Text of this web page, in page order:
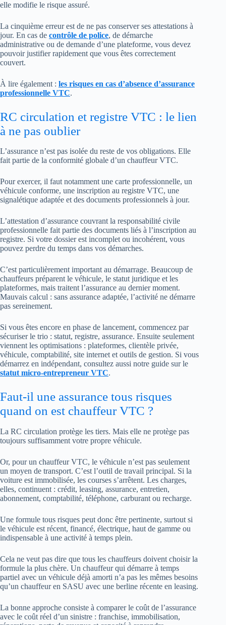
elle modifie le risque assuré.
La cinquième erreur est de ne pas conserver ses attestations à
jour. En cas de contrôle de police, de démarche
administrative ou de demande d’une plateforme, vous devez
pouvoir justifier rapidement que vous êtes correctement
couvert.
À lire également : les risques en cas d’absence d’assurance
professionnelle VTC.
RC circulation et registre VTC : le lien
à ne pas oublier
L’assurance n’est pas isolée du reste de vos obligations. Elle
fait partie de la conformité globale d’un chauffeur VTC.
Pour exercer, il faut notamment une carte professionnelle, un
véhicule conforme, une inscription au registre VTC, une
signalétique adaptée et des documents professionnels à jour.
L’attestation d’assurance couvrant la responsabilité civile
professionnelle fait partie des documents liés à l’inscription au
registre. Si votre dossier est incomplet ou incohérent, vous
pouvez perdre du temps dans vos démarches.
C’est particulièrement important au démarrage. Beaucoup de
chauffeurs préparent le véhicule, le statut juridique et les
plateformes, mais traitent l’assurance au dernier moment.
Mauvais calcul : sans assurance adaptée, l’activité ne démarre
pas sereinement.
Si vous êtes encore en phase de lancement, commencez par
sécuriser le trio : statut, registre, assurance. Ensuite seulement
viennent les optimisations : plateformes, clientèle privée,
véhicule, comptabilité, site internet et outils de gestion. Si vous
démarrez en indépendant, consultez aussi notre guide sur le
statut micro-entrepreneur VTC.
Faut-il une assurance tous risques
quand on est chauffeur VTC ?
La RC circulation protège les tiers. Mais elle ne protège pas
toujours suffisamment votre propre véhicule.
Or, pour un chauffeur VTC, le véhicule n’est pas seulement
un moyen de transport. C’est l’outil de travail principal. Si la
voiture est immobilisée, les courses s’arrêtent. Les charges,
elles, continuent : crédit, leasing, assurance, entretien,
abonnement, comptabilité, téléphone, carburant ou recharge.
Une formule tous risques peut donc être pertinente, surtout si
le véhicule est récent, financé, électrique, haut de gamme ou
indispensable à une activité à temps plein.
Cela ne veut pas dire que tous les chauffeurs doivent choisir la
formule la plus chère. Un chauffeur qui démarre à temps
partiel avec un véhicule déjà amorti n’a pas les mêmes besoins
qu’un chauffeur en SASU avec une berline récente en leasing.
La bonne approche consiste à comparer le coût de l’assurance
avec le coût réel d’un sinistre : franchise, immobilisation,